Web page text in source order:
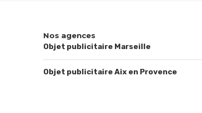
Nos agences
Objet publicitaire Marseille
Objet publicitaire Aix en Provence